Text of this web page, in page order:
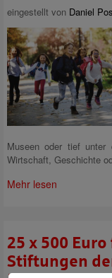
eingestellt von Daniel
Museen oder tief unter
Wirtschaft, Geschichte
Mehr lesen
25 x 500
Stiftungen